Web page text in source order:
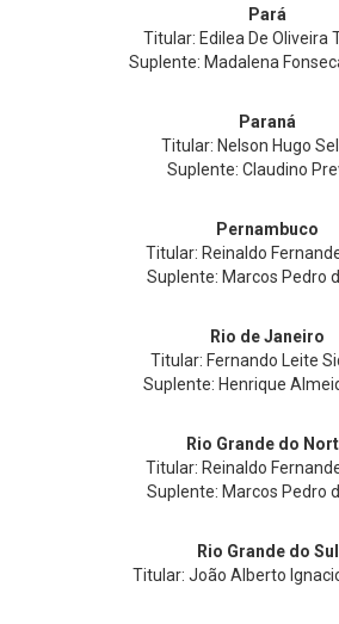
Pará
Titular: Edilea De Oliveira
Suplente: Madalena
Paraná
Titular: Nelson Hugo
Suplente: Claudino
Pernambuco
Titular: Reinaldo
Suplente: Marcos Pedro
Rio de Janeiro
Titular: Fernando Leite
Suplente: Henrique
Rio Grande do
Titular: Reinaldo
Suplente: Marcos Pedro
Rio Grande do Sul
Titular: João Alberto